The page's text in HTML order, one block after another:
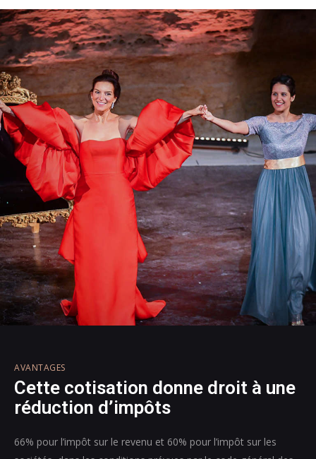
AVANTAGES
Cette cotisation donne droit à une
réduction d’impôts
66% pour l’impôt sur le revenu et 60% pour l’impôt sur les